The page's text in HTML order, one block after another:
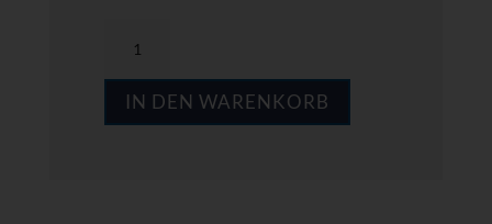
Menge
IN DEN WARENKORB